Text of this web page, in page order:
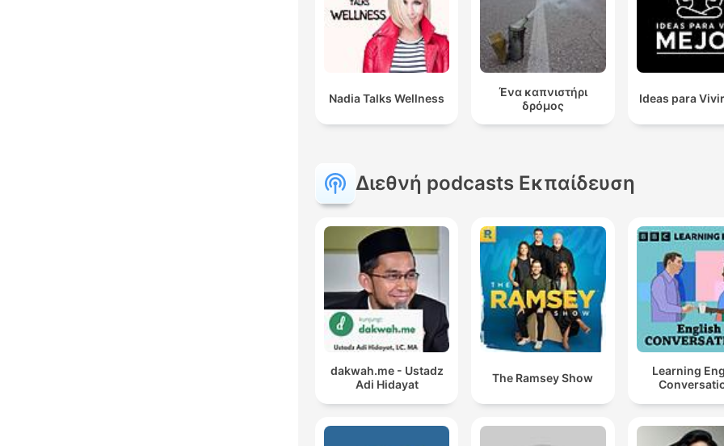
Nadia Talks Wellness
Ένα καπνιστήρι
δρόμος
Ideas para
Διεθνή podcasts Εκπαίδευση
dakwah.me - Ustadz
Adi Hidayat
The Ramsey Show
Learning